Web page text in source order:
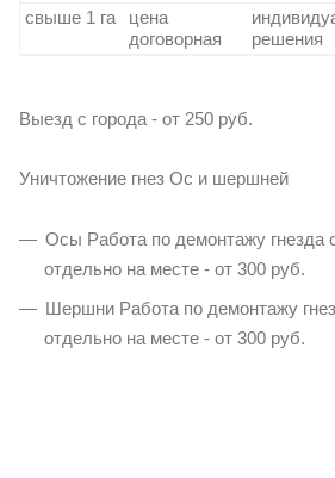
свыше 1 га
цена
договорная
решения
Выезд с города - от 250 руб.
Уничтожение гнез Ос и шершней
Осы Работа по демонтажу гнезда
отдельно на месте - от 300 руб.
Шершни Работа по демонтажу
отдельно на месте - от 300 руб.